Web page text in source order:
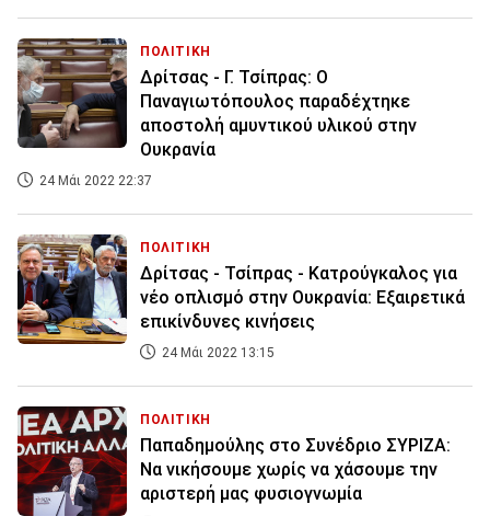
ΠΟΛΙΤΙΚΗ
Δρίτσας - Γ. Τσίπρας: Ο
Παναγιωτόπουλος παραδέχτηκε
αποστολή αμυντικού υλικού στην
Ουκρανία
24 Μάι 2022 22:37
ΠΟΛΙΤΙΚΗ
Δρίτσας - Τσίπρας - Κατρούγκαλος για
νέο οπλισμό στην Ουκρανία: Εξαιρετικά
επικίνδυνες κινήσεις
24 Μάι 2022 13:15
ΠΟΛΙΤΙΚΗ
Παπαδημούλης στο Συνέδριο ΣΥΡΙΖΑ:
Να νικήσουμε χωρίς να χάσουμε την
αριστερή μας φυσιογνωμία